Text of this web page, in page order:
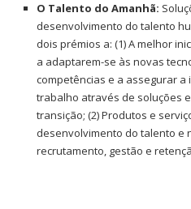
O Talento do Amanhã:
desenvolvimento do talento
dois prémios a: (1) A melhor
a adaptarem-se às novas
competências e a assegurar a
trabalho através de soluções
transição; (2) Produtos e
desenvolvimento do talento e
recrutamento, gestão e